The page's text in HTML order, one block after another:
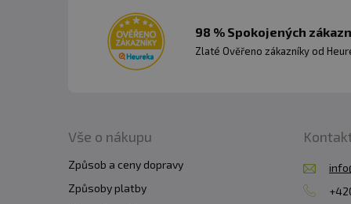
98 % Spokojených
Zlaté Ověřeno zákazníky od
Vše o nákupu
Způsob a ceny dopravy
Způsoby platby